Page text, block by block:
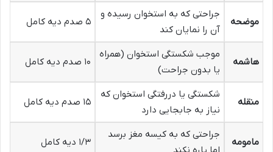
موضحه
جراحتی که به استخوان رسیده و
آن را نمایان کند
۵ صدم دیه کامل
هاشمه
موجب شکستگی استخوان (همراه
یا بدون جراحت)
۱۰ صدم دیه کامل
منقله
شکستگی یا دررفتگی استخوان که
نیاز به جابجایی دارد
۱۵ صدم دیه کامل
مامومه
جراحتی که به کیسه مغز برسد
۱/۳ دیه کامل